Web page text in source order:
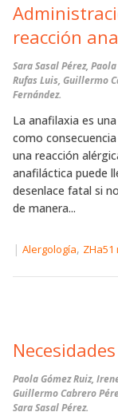
reacción
Sara Sasal Pérez,
Rufas Luis, Guillermo
Fernández.
La anafilaxia es
como
una reacción
anafiláctica puede
desenlace fatal si
de manera...
| Alergología, ZHa51
Paola Gómez Ruiz,
Guillermo Cabrero
Sara Sasal Pérez.